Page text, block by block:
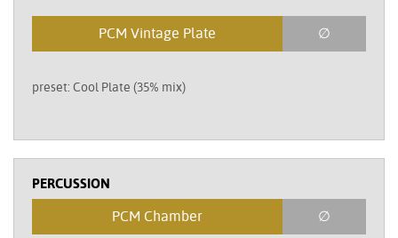
PCM Vintage Plate ∅
preset: Cool Plate (35% mix)
PERCUSSION
PCM Chamber ∅